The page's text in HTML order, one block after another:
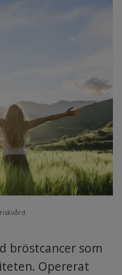
bröstcancer som
Opererat